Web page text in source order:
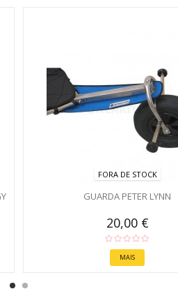
FORA DE STOCK
GUARDA PETER LYNN
20,00 €
MAIS